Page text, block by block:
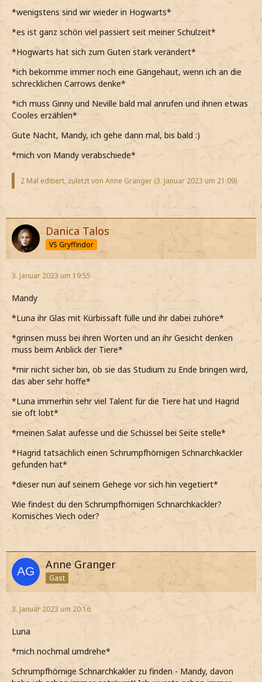
*wenigstens sind wir wieder in Hogwarts*
*es ist ganz schön viel passiert seit meiner Schulzeit*
*Hogwarts hat sich zum Guten stark verändert*
*ich bekomme immer noch eine Gängehaut, wenn ich an die
schrecklichen Carrows denke*
*ich muss Ginny und Neville bald mal anrufen und ihnen etwas
Cooles erzählen*
Gute Nacht, Mandy, ich gehe dann mal, bis bald :)
*mich von Mandy verabschiede*
2 Mal editiert, zuletzt von Anne Granger (3. Januar 2023 um 21:09)
Danica Talos
VS Gryffindor
3. Januar 2023 um 19:55
Mandy
*Luna ihr Glas mit Kürbissaft fülle und ihr dabei zuhöre*
*grinsen muss bei ihren Worten und an ihr Gesicht denken
muss beim Anblick der Tiere*
*mir nicht sicher bin, ob sie das Studium zu Ende bringen wird,
das aber sehr hoffe*
*Luna immerhin sehr viel Talent für die Tiere hat und Hagrid
sie oft lobt*
*meinen Salat aufesse und die Schüssel bei Seite stelle*
*Hagrid tatsächlich einen Schrumpfhörnigen Schnarchkackler
gefunden hat*
*dieser nun auf seinem Gehege vor sich hin vegetiert*
Wie findest du den Schrumpfhörnigen Schnarchkackler?
Komisches Viech oder?
Anne Granger
Gast
3. Januar 2023 um 20:16
Luna
*mich nochmal umdrehe*
Schrumpfhörnige Schnarchkakler zu finden - Mandy, davon